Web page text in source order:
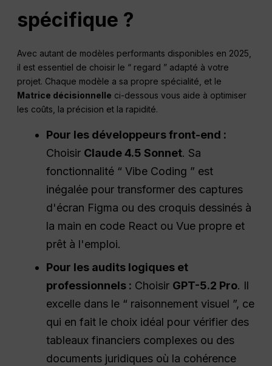
spécifique ?
Avec autant de modèles performants disponibles en 2025,
il est essentiel de choisir le “ regard ” adapté à votre
projet. Chaque modèle a sa propre spécialité, et le
Matrice décisionnelle ci-dessous vous aide à optimiser
les coûts, la précision et la rapidité.
Pour les développeurs front-end :
Choisir Claude 4.5 Sonnet. Sa
fonctionnalité “ Vibe Coding ” est
inégalée pour transformer des captures
d'écran Figma ou des croquis dessinés à
la main en code React ou Vue propre et
prêt à l'emploi.
Pour les audits logiques et
professionnels : Choisir GPT-5.2 Pro. Il
excelle dans le “ raisonnement visuel ”, ce
qui en fait le choix idéal pour vérifier des
tableaux financiers complexes ou des
documents juridiques où la cohérence